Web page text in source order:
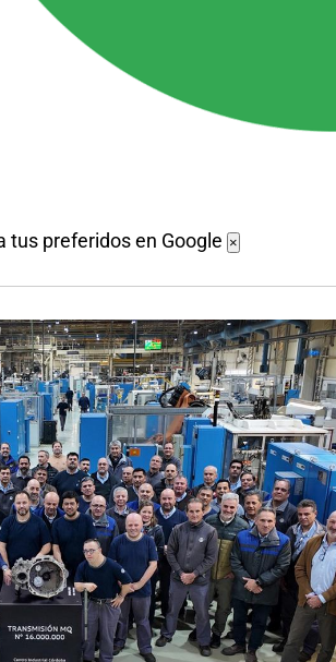
tus preferidos en Google ×